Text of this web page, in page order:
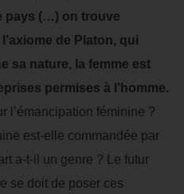
pays (…) on trouve
de Platon, qui
sa nature, la femme est
permises à l’homme.
l’émancipation féminine ?
est-elle commandée par
a-t-il un genre ? Le futur
se doit de poser ces